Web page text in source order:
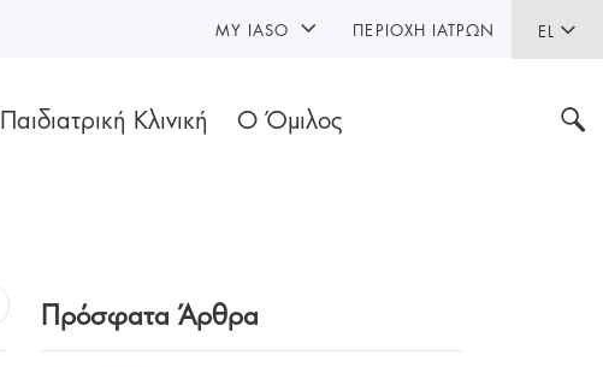
EL
Παιδιατρική Κλινική Ο Όμιλος
MY IASO ΠΕΡΙΟΧΉ ΙΑΤΡΏΝ
Πρόσφατα Άρθρα